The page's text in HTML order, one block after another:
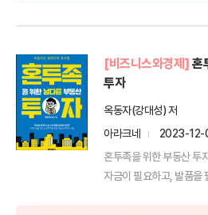
[비즈니스와경제] 혼
투자
옥동자(강대성) 저
아라크네
2023-12-
혼투족을 위한 부동산 투
자금이 필요하고, 발품을